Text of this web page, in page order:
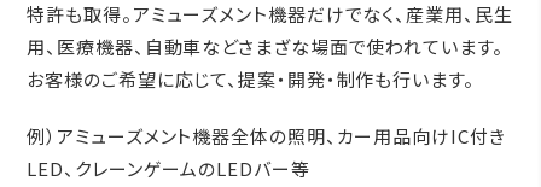
特許も取得。アミューズメント機器だけでなく、産業用、民生
用、医療機器、自動車などさまざな場面で使われています。
お客様のご希望に応じて、提案・開発・制作も行います。
例）アミューズメント機器全体の照明、カー用品向けIC付き
LED、クレーンゲームのLEDバー等